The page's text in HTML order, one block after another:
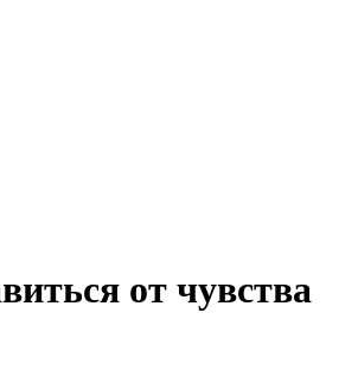
от чувства